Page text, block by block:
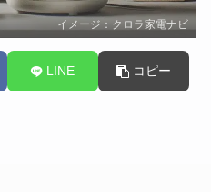
イメージ：クロラ家電ナビ
LINE コピー